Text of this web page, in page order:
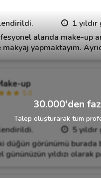
1
alanda make-up
yapmaktayım.
up
5.0
5
düğün görünümü burada
gününüzün yıldızı olarak
30.000'den
Talep oluşturarak tüm